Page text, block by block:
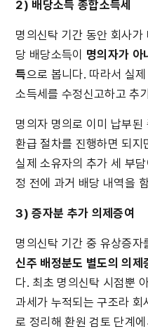
2) 배당소득 종합소득세
명의신탁 기간 동안 회사가
당 배당소득이 명의자가 아
득으로 봅니다. 따라서 실
소득세를 수정신고하고 추
명의자 명의로 이미 납부된
환급 절차를 진행하면 되
실제 소유자의 추가 세 부
정 전에 과거 배당 내역을
3) 증자분 추가 의제증여
명의신탁 기간 중 유상증
신주 배정분도 별도의 의제
다. 최초 명의신탁 시점뿐
과세가 누적되는 구조라
로 정리해 환원 검토 단계